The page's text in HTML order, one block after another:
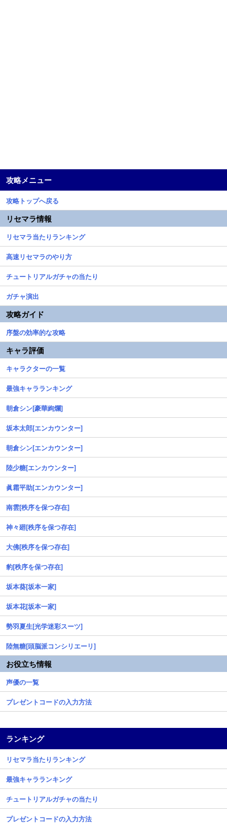
攻略メニュー
攻略トップへ戻る
リセマラ情報
リセマラ当たりランキング
高速リセマラのやり方
チュートリアルガチャの当たり
ガチャ演出
攻略ガイド
序盤の効率的な攻略
キャラ評価
キャラクターの一覧
最強キャラランキング
朝倉シン[豪華絢爛]
坂本太郎[エンカウンター]
朝倉シン[エンカウンター]
陸少糖[エンカウンター]
眞霜平助[エンカウンター]
南雲[秩序を保つ存在]
神々廻[秩序を保つ存在]
大佛[秩序を保つ存在]
豹[秩序を保つ存在]
坂本葵[坂本一家]
坂本花[坂本一家]
勢羽夏生[光学迷彩スーツ]
陸無糖[頭脳派コンシリエーリ]
お役立ち情報
声優の一覧
プレゼントコードの入力方法
ランキング
リセマラ当たりランキング
最強キャラランキング
チュートリアルガチャの当たり
プレゼントコードの入力方法